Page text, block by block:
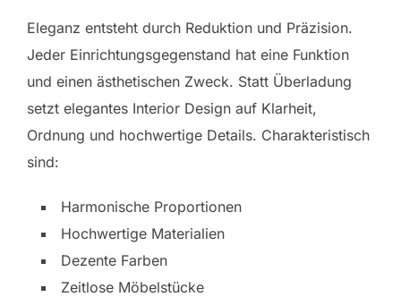
Eleganz entsteht durch Reduktion und Präzision.
Jeder Einrichtungsgegenstand hat eine Funktion
und einen ästhetischen Zweck. Statt Überladung
setzt elegantes Interior Design auf Klarheit,
Ordnung und hochwertige Details. Charakteristisch
sind:
Harmonische Proportionen
Hochwertige Materialien
Dezente Farben
Zeitlose Möbelstücke